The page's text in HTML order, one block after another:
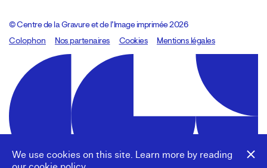
We use cookies on this site. Learn more by reading
© Centre de la Gravure et de l’Image imprimée 2026
Colophon
Design:Marcel Kaczmarek, code:8080.studio
Nos partenaires Cookies Mentions légales